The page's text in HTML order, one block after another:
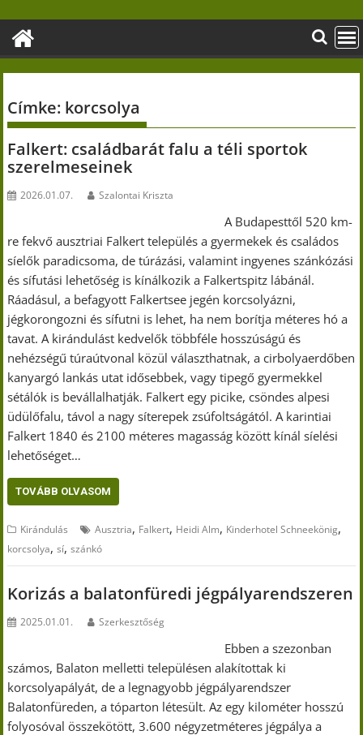
content
Címke: korcsolya
Falkert: családbarát falu a téli sportok
szerelmeseinek
2026.01.07. Szalontai Kriszta
A Budapesttől 520 km-
re fekvő ausztriai Falkert település a gyermekek és családos
síelők paradicsoma, de túrázási, valamint ingyenes szánkózási
és sífutási lehetőség is kínálkozik a Falkertspitz lábánál.
Ráadásul, a befagyott Falkertsee jegén korcsolyázni,
jégkorongozni és sífutni is lehet, ha nem borítja méteres hó a
tavat. A kirándulást kedvelők többféle hosszúságú és
nehézségű túraútvonal közül választhatnak, a cirbolyaerdőben
kanyargó lankás utat idősebbek, vagy tipegő gyermekkel
sétálók is bevállalhatják. Falkert egy picike, csöndes alpesi
üdülőfalu, távol a nagy síterepek zsúfoltságától. A karintiai
Falkert 1840 és 2100 méteres magasság között kínál síelési
lehetőséget…
TOVÁBB OLVASOM
Kirándulás Ausztria, Falkert, Heidi Alm, Kinderhotel Schneekönig,
korcsolya,sí,szánkó
Korizás a balatonfüredi jégpályarendszeren
2025.01.01. Szerkesztőség
Ebben a szezonban
számos, Balaton melletti településen alakítottak ki
korcsolyapályát, de a legnagyobb jégpályarendszer
Balatonfüreden, a tóparton létesült. Az egy kilométer hosszú
folyosóval összekötött, 3.600 négyzetméteres jégpálya a